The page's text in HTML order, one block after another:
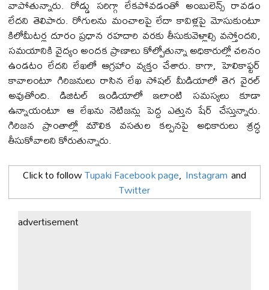
వాపోతున్నారు. రోడ్డు సరిగ్గా లేకపోవడంతో అంబులెన్స్ రావడం
లేదని తెలిపారు. రోగులను మంచాలపై లేదా కావిళ్లపై మోసుకుంటూ
కిలోమీటర్ల దూరం ప్రధాన రహదారి వరకు తీసుకువెళ్లాల్సి వస్తోందని,
సమయానికి వైద్యం అందక ప్రాణాలు కోల్పోతున్నా అధికారుల్లో చలనం
ఉండటం లేదని లేఖలో ఆగ్రహాం వ్యక్తం చేశారు. కాగా, హెలికాఫ్టర్
కావాలంటూ గిరిజనులు రాసిన లేఖ సోషల్ మీడియాలో తెగ వైరల్
అవుతోంది. డిజిటల్ ఇండియాలో ఇలాంటి సమస్యలు కూడా
ఉన్నాయంటూ ఆ లేఖను నెటిజన్లు పెద్ద ఎత్తున షేర్ చేస్తున్నారు.
గిరిజన ప్రాంతాల్లో మౌలిక వసతుల కల్పనపై అధికారులు శ్రద్ధ
తీసుకోవాలని కోరుతున్నారు.
Click to followTupaki Facebook page, Instagram and
Twitter
advertisement